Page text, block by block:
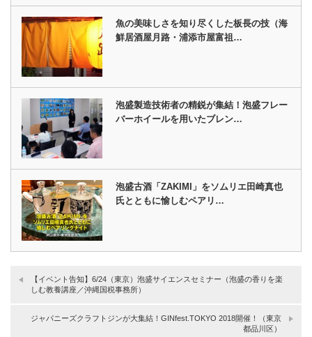
魚の美味しさを知り尽くした板長の技（海
鮮居酒屋月路・浦添市屋富祖…
泡盛製造技術者の精鋭が集結！泡盛フレー
バーホイールを用いたブレン…
泡盛古酒「ZAKIMI」をソムリエ田崎真也
氏とともに愉しむペアリ…
【イベント告知】6/24（東京）泡盛サイエンスセミナー（泡盛の香りを楽
しむ教養講座／沖縄国税事務所）
ジャパニーズクラフトジンが大集結！GINfest.TOKYO 2018開催！（東京
都品川区）